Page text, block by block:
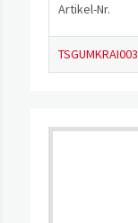
Artikel-Nr.
TSGUMKRAI003